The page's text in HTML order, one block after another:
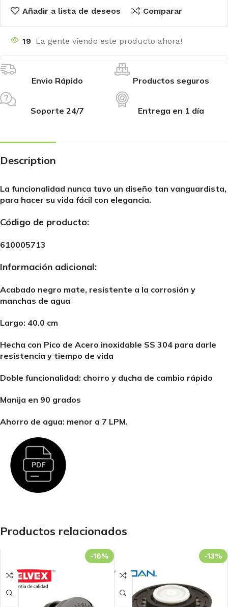
Añadir a lista de deseos Comparar
19 La gente viendo este producto ahora!
Envio Rápido Productos seguros
Soporte 24/7 Entrega en 1 día
Description
La funcionalidad nunca tuvo un diseño tan vanguardista,
para hacer su vida fácil con elegancia.
Código de producto:
610005713
Información adicional:
Acabado negro mate, resistente a la corrosión y
manchas de agua
Largo: 40.0 cm
Hecha con Pico de Acero inoxidable SS 304 para darle
resistencia y tiempo de vida
Doble funcionalidad: chorro y ducha de cambio rápido
Manija en 90 grados
Ahorro de agua: menor a 7 LPM.
Productos relacionados
-16% -13%